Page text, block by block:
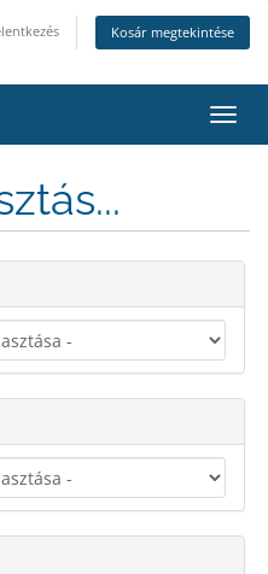
Kosár megtekintése
a